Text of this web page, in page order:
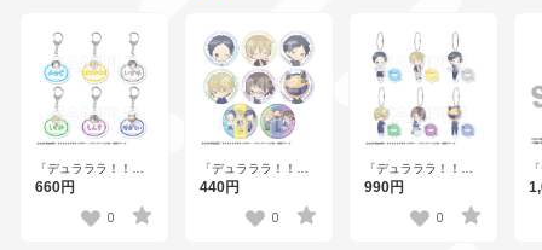
「デュラララ！！
×2」 トレーディング
660円
0
「デュラララ！！
×2」 トレーディング
440円
0
「デュラララ！！
×2」 トレーディング
ドキーホルダー 全6
990円
0